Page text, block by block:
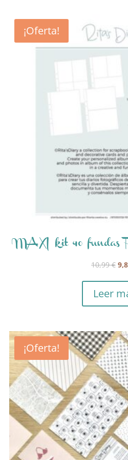
¡Oferta!
MAXI kit 40 fundas
10,99€ El
Leer
¡Oferta!